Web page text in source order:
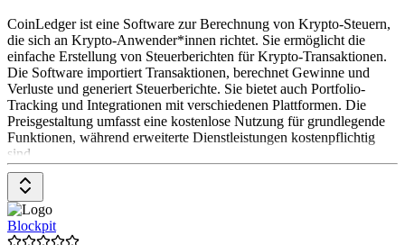
CoinLedger ist eine Software zur Berechnung von Krypto-Steuern,
die sich an Krypto-Anwender*innen richtet. Sie ermöglicht die
einfache Erstellung von Steuerberichten für Krypto-Transaktionen.
Die Software importiert Transaktionen, berechnet Gewinne und
Verluste und generiert Steuerberichte. Sie bietet auch Portfolio-
Tracking und Integrationen mit verschiedenen Plattformen. Die
Preisgestaltung umfasst eine kostenlose Nutzung für grundlegende
Funktionen, während erweiterte Dienstleistungen kostenpflichtig
sind.
Blockpit